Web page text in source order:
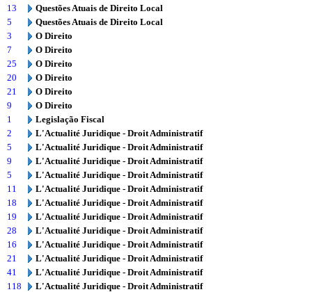
13
Questões Atuais de Direito Local
5
Questões Atuais de Direito Local
3
O Direito
7
O Direito
25
O Direito
20
O Direito
21
O Direito
9
O Direito
1
Legislação Fiscal
2
L'Actualité Juridique - Droit Administratif
5
L'Actualité Juridique - Droit Administratif
9
L'Actualité Juridique - Droit Administratif
5
L'Actualité Juridique - Droit Administratif
11
L'Actualité Juridique - Droit Administratif
18
L'Actualité Juridique - Droit Administratif
19
L'Actualité Juridique - Droit Administratif
28
L'Actualité Juridique - Droit Administratif
16
L'Actualité Juridique - Droit Administratif
21
L'Actualité Juridique - Droit Administratif
41
L'Actualité Juridique - Droit Administratif
118
L'Actualité Juridique - Droit Administratif